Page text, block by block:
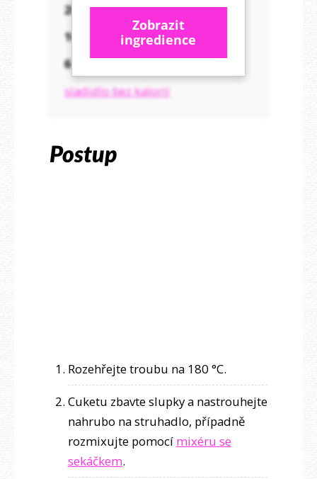
20 g
strouhaného kokosu
10 g
kakaa
6 g
kypřícího prášku do pečiva
sladidlo bez kalorií
Zobrazit
ingredience
Postup
Rozehřejte troubu na 180 °C.
Cuketu zbavte slupky a nastrouhejte
nahrubo na struhadlo, případně
rozmixujte pomocí mixéru se
sekáčkem.